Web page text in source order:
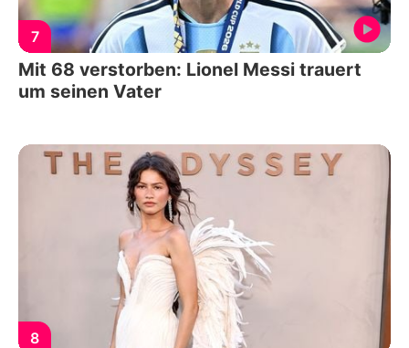
7
Mit 68 verstorben: Lionel Messi trauert
um seinen Vater
8